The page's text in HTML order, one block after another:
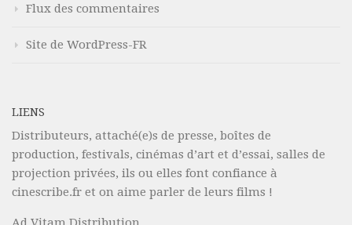
Flux des commentaires
Site de WordPress-FR
LIENS
Distributeurs, attaché(e)s de presse, boîtes de
production, festivals, cinémas d’art et d’essai, salles de
projection privées, ils ou elles font confiance à
cinescribe.fr et on aime parler de leurs films !